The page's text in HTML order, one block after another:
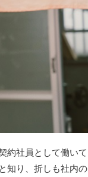
約社員として働いて
知り、折しも社内の